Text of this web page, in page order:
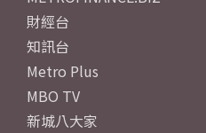
財經台
知訊台
Metro Plus
MBO TV
新城八大家